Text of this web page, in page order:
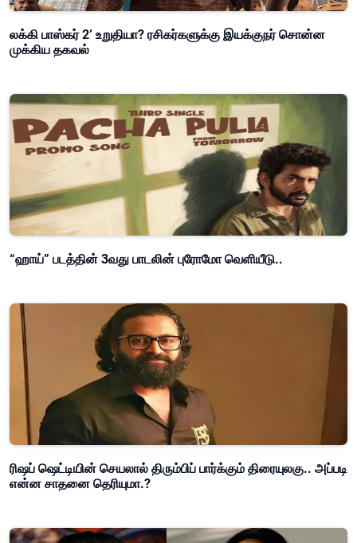
லக்கி பாஸ்கர் 2’ உறுதியா? ரசிகர்களுக்கு இயக்குநர் சொன்ன
முக்கிய தகவல்
“ஹாய்” படத்தின் 3வது பாடலின் புரோமோ வெளியீடு..
ரிஷப் ஷெட்டியின் செயலால் திரும்பிப் பார்க்கும் திரையுலகு.. அப்படி
என்ன சாதனை தெரியுமா.?